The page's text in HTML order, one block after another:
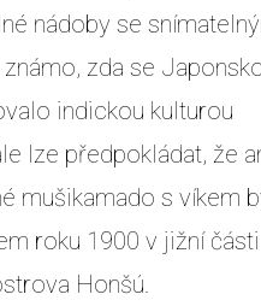
nádoby se
zda se
indickou kulturou
lze předpokládat, že
mušikamado s víkem
roku 1900 v jižní části
Honšú.